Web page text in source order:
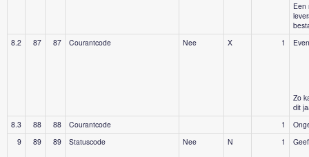
Een
8.2
87 87 Courantcode Nee X 1
Zo
dit
8.3
88 88 Courantcode 1
9
89 89 Statuscode Nee N 1